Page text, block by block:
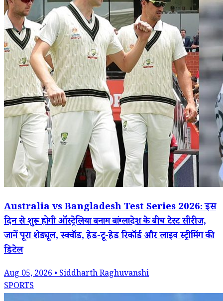
Australia vs Bangladesh Test Series 2026: इस
दिन से शुरू होगी ऑस्ट्रेलिया बनाम बांग्लादेश के बीच टेस्ट सीरीज,
जानें पूरा शेड्यूल, स्क्वॉड, हेड-टू-हेड रिकॉर्ड और लाइव स्ट्रीमिंग की
डिटेल
Aug 05, 2026 • Siddharth Raghuvanshi
SPORTS